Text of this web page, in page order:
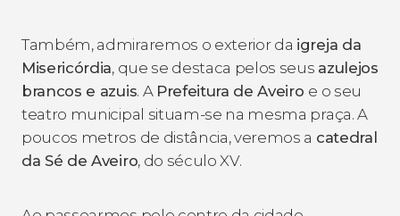
Também, admiraremos o exterior da igreja da
Misericórdia, que se destaca pelos seus azulejos
brancos e azuis. A Prefeitura de Aveiro e o seu
teatro municipal situam-se na mesma praça. A
poucos metros de distância, veremos a catedral
da Sé de Aveiro, do século XV.